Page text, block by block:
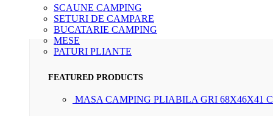
SCAUNE CAMPING
SETURI DE CAMPARE
BUCATARIE CAMPING
MESE
PATURI PLIANTE
FEATURED PRODUCTS
MASA CAMPING PLIABILA GRI 68X46X41